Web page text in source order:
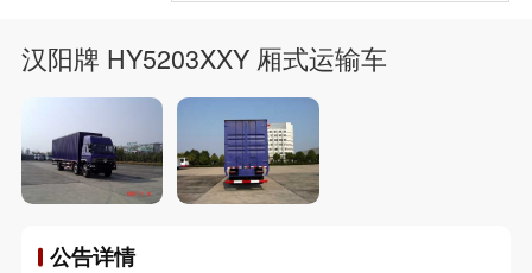
汽配产品车型适配
汽配产品电子目录
微信群智能客服
汉阳牌 HY5203XXY 厢式运输车
公告详情